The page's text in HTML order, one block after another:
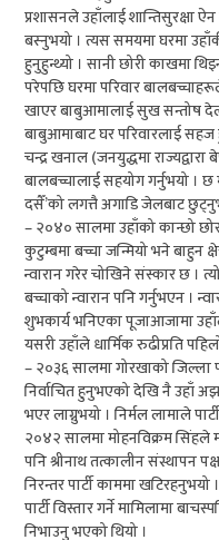
प्रशासनले उहाँलाई शान्तिसुरक्षा
बस्नुभयो । त्यस समयमा घरमा
हुनुहुन्थ्यो । सानी छोरी काखमा
परेपछि घरमा परिवार
खाएर बाबुआमालाई सुख सन्तोष
बाबुआमाबाट घर परिवारलाई सहज
चन्द्र खनाल (जनयुद्धमा राज्यद्वारा
बालबच्चालाई सहयोग गर्नुभयो ।
दसैँ’को लगत्तै अगाडि जेलबाट
– २०४० सालमा उहाँको कान्छो
कुटुम्बमा बच्चा जन्मियो भने बाहुन
न्वारान गरेर चोखिने संस्कार छ ।
बच्चाको न्वारान पनि गर्नुभएन ।
शुभकार्य भनिएका पूजाआजामा
यसरी उहाँले धार्मिक रुढीप्रति
– २०३६ सालमा गोरखाको जिल्ला
निर्वाचित हुनुभएको देखि नै उहाँ
भएर लाग्नुभयो । निर्मल लामाले
२०४२ सालमा मोहनविक्रम सिंहले
पनि श्रीनाथ तत्कालीन संस्थापन
निरन्तर पार्टी काममा
पार्टी विस्तार गर्ने मामिलामा
निभाउनु भएको थियो ।